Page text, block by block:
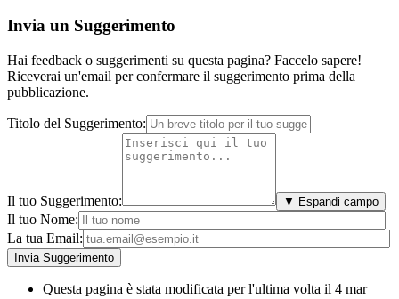
Invia un Suggerimento
Hai feedback o suggerimenti su questa pagina? Faccelo sapere!
Riceverai un'email per confermare il suggerimento prima della
pubblicazione.
Titolo del Suggerimento:
Il tuo Suggerimento: ▼ Espandi campo
Il tuo Nome:
La tua Email:
Questa pagina è stata modificata per l'ultima volta il 4 mar